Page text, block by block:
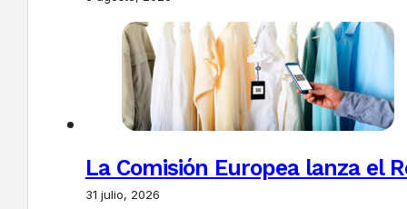
La Comisión Europea lanza el
31 julio, 2026